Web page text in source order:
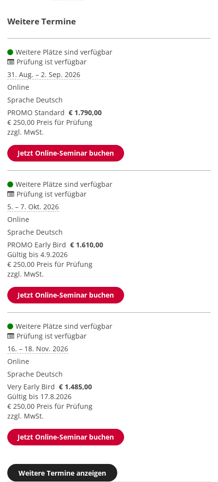
Weitere Termine
Weitere Plätze sind verfügbar
Prüfung ist verfügbar
31. Aug. – 2. Sep. 2026
Online
Sprache Deutsch
PROMO Standard € 1.790,00
€ 250,00 Preis für Prüfung
zzgl. MwSt.
Jetzt Online-Seminar buchen
Weitere Plätze sind verfügbar
Prüfung ist verfügbar
5. – 7. Okt. 2026
Online
Sprache Deutsch
PROMO Early Bird € 1.610,00
Gültig bis 4.9.2026
€ 250,00 Preis für Prüfung
zzgl. MwSt.
Jetzt Online-Seminar buchen
Weitere Plätze sind verfügbar
Prüfung ist verfügbar
16. – 18. Nov. 2026
Online
Sprache Deutsch
Very Early Bird € 1.485,00
Gültig bis 17.8.2026
€ 250,00 Preis für Prüfung
zzgl. MwSt.
Jetzt Online-Seminar buchen
Weitere Termine anzeigen